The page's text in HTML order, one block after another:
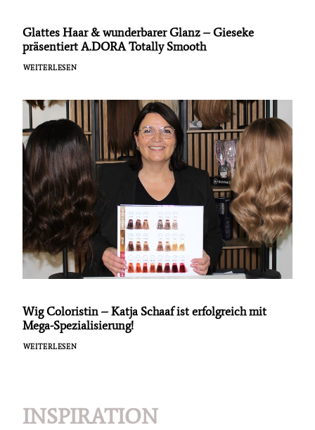
Glattes Haar & wunderbarer Glanz – Gieseke
präsentiert A.DORA Totally Smooth
WEITERLESEN
Wig Coloristin – Katja Schaaf ist erfolgreich mit
Mega-Spezialisierung!
WEITERLESEN
INSPIRATION